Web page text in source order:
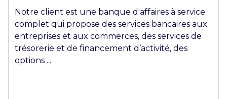
Notre client est une banque d'affaires à service
complet qui propose des services bancaires aux
entreprises et aux commerces, des services de
trésorerie et de financement d’activité, des
options ...